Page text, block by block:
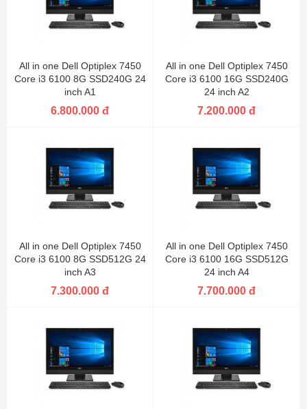
All in one Dell Optiplex 7450
Core i3 6100 8G SSD240G 24
inch A1
6.800.000 đ
All in one Dell Optiplex 7450
Core i3 6100 16G SSD240G
24 inch A2
7.200.000 đ
All in one Dell Optiplex 7450
Core i3 6100 8G SSD512G 24
inch A3
7.300.000 đ
All in one Dell Optiplex 7450
Core i3 6100 16G SSD512G
24 inch A4
7.700.000 đ